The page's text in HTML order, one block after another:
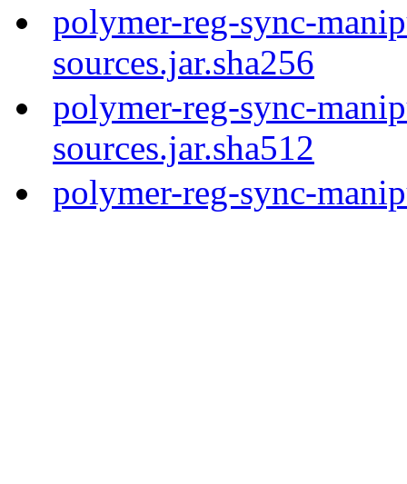
polymer-reg-sync-
sources.jar.sha256
polymer-reg-sync-
sources.jar.sha512
polymer-reg-sync-